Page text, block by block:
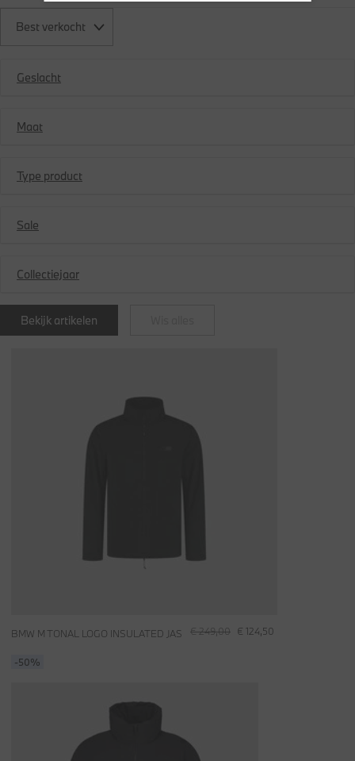
Best verkocht
Geslacht
Maat
Type product
Sale
Collectiejaar
Bekijk artikelen
€ 249,00 € 124,50
BMW M TONAL LOGO INSULATED JAS
-50%